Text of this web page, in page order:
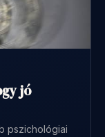
jó
pszichológiai